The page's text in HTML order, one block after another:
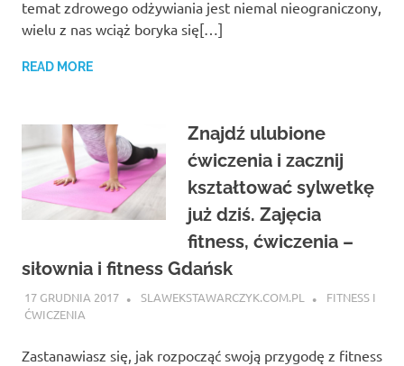
temat zdrowego odżywiania jest niemal nieograniczony,
wielu z nas wciąż boryka się[…]
READ MORE
Znajdź ulubione
ćwiczenia i zacznij
kształtować sylwetkę
już dziś. Zajęcia
fitness, ćwiczenia –
siłownia i fitness Gdańsk
17 GRUDNIA 2017 SLAWEKSTAWARCZYK.COM.PL
FITNESS I
ĆWICZENIA
Zastanawiasz się, jak rozpocząć swoją przygodę z fitness